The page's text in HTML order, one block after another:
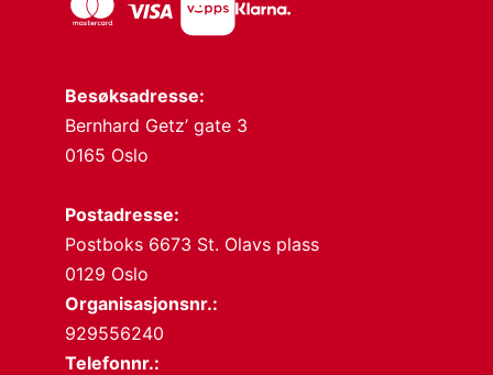
Besøksadresse:
Bernhard Getz’ gate 3
0165 Oslo
Postadresse:
Postboks 6673 St. Olavs plass
0129 Oslo
Organisasjonsnr.:
929556240
Telefonnr.: